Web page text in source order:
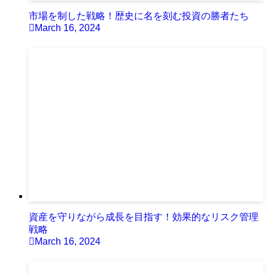
市場を制した戦略！歴史に名を刻む投資の勝者たち
March 16, 2024
資産を守りながら成長を目指す！効果的なリスク管理
戦略
March 16, 2024